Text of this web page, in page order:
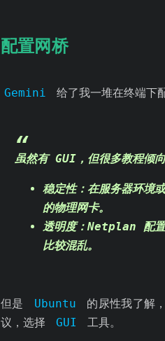
配置网桥
Gemini 给了我一堆在终端下
虽然有 GUI，但很多教程倾
稳定性：在服务器环境
的物理网卡。
透明度：Netplan 配置
比较混乱。
但是 Ubuntu 的尿性我了解
议，选择
GUI 工具。